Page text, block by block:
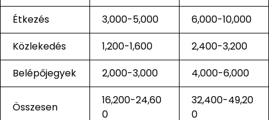
Étkezés
3,000-5,000
6,000-10,000
Közlekedés
1,200-1,600
2,400-3,200
Belépőjegyek
2,000-3,000 4,000-6,000
Összesen
16,200-24,60
0
32,400-49,20
0